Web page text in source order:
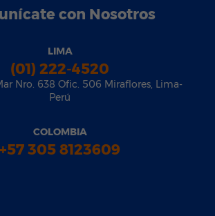
con Nosotros
LIMA
(01) 222-4520
Nro. 638 Ofic. 506 Miraflores, Lima-
Perú
COLOMBIA
+57 305 8123609